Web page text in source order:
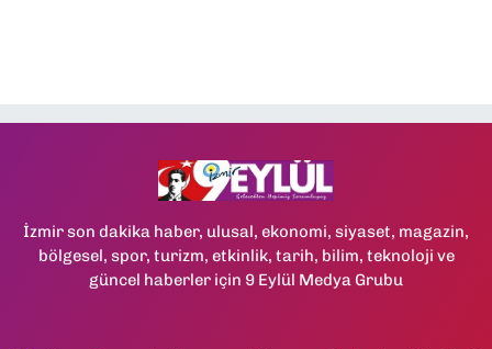
İzmir son dakika haber, ulusal, ekonomi, siyaset, magazin,
bölgesel, spor, turizm, etkinlik, tarih, bilim, teknoloji ve
güncel haberler için 9 Eylül Medya Grubu